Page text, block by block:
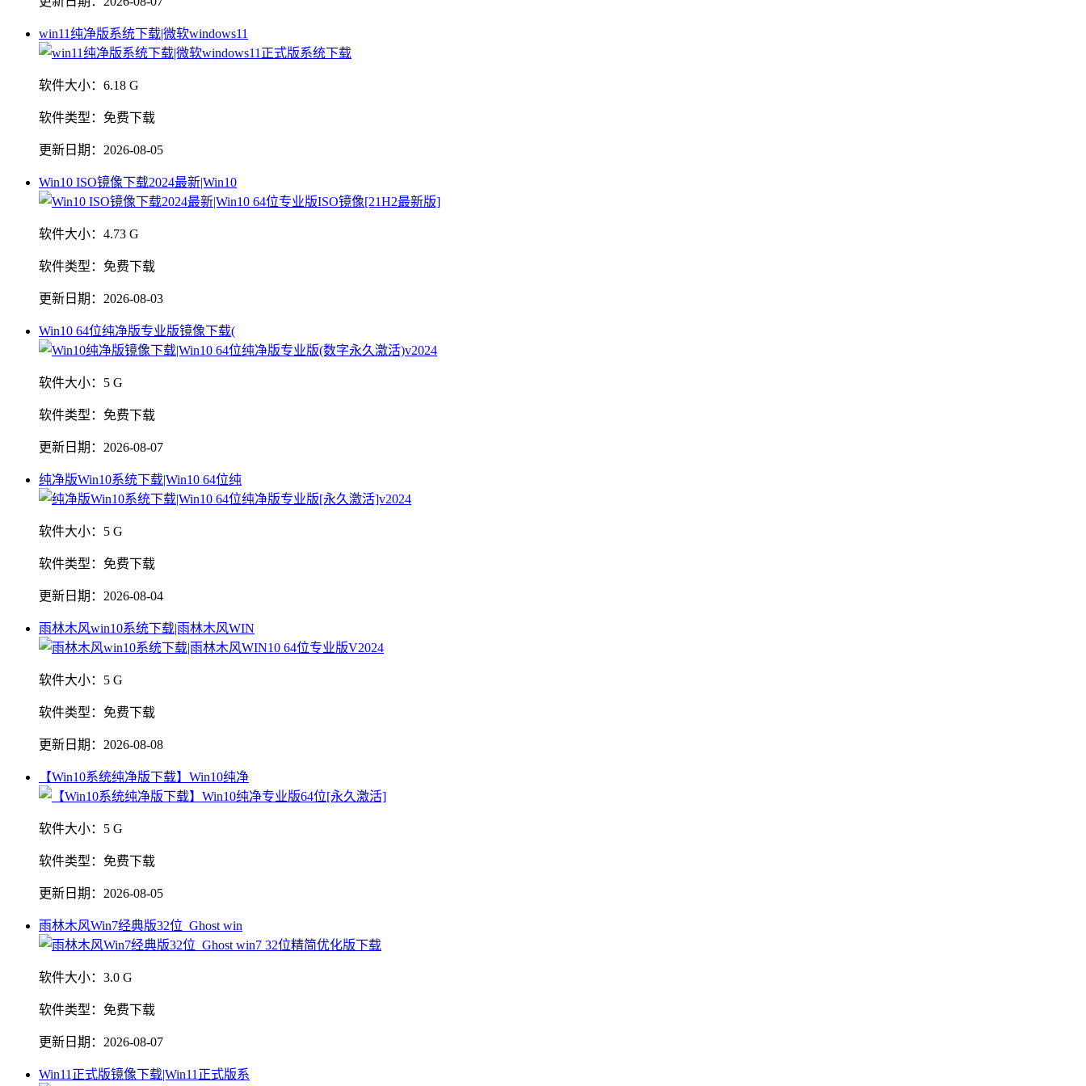
win11纯净版系统下载|微软windows11
软件大小： 6.18 G
软件类型： 免费下载
更新日期： 2026-08-05
Win10 ISO镜像下载2024最新|Win10
软件大小： 4.73 G
软件类型： 免费下载
更新日期： 2026-08-03
Win10 64位纯净版专业版镜像下载(
软件大小： 5 G
软件类型： 免费下载
更新日期： 2026-08-07
纯净版Win10系统下载|Win10 64位纯
软件大小： 5 G
软件类型： 免费下载
更新日期： 2026-08-04
雨林木风win10系统下载|雨林木风WIN
软件大小： 5 G
软件类型： 免费下载
更新日期： 2026-08-08
【Win10系统纯净版下载】Win10纯净
软件大小： 5 G
软件类型： 免费下载
更新日期： 2026-08-05
雨林木风Win7经典版32位_Ghost win
软件大小： 3.0 G
软件类型： 免费下载
更新日期： 2026-08-07
Win11正式版镜像下载|Win11正式版系